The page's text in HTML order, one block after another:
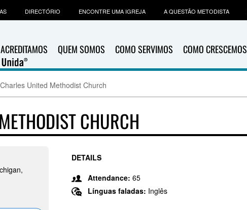
QUEM SOMOS COMO SERVIMOS COMO CRESCEMOS
DIRECTÓRIO ENCONTRE UMA IGREJA A QUESTÃO METODISTA
United Methodist Church
CHURCH
DETAILS
Attendance: 65
Línguas faladas: Inglês